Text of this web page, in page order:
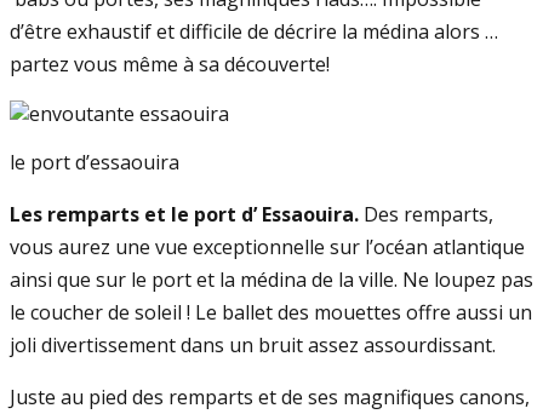
d’être exhaustif et difficile de décrire la médina alors …
partez vous même à sa découverte!
le port d’essaouira
Les remparts et le port d’ Essaouira. Des remparts,
vous aurez une vue exceptionnelle sur l’océan atlantique
ainsi que sur le port et la médina de la ville. Ne loupez pas
le coucher de soleil ! Le ballet des mouettes offre aussi un
joli divertissement dans un bruit assez assourdissant.
Juste au pied des remparts et de ses magnifiques canons,